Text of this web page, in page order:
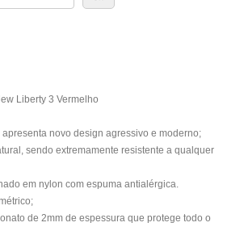
Liberty 3 Vermelho
novo design agressivo e moderno;
sendo extremamente resistente a qualquer
em nylon com espuma antialérgica.
de 2mm de espessura que protege todo o